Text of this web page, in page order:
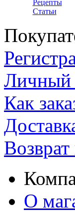
Рецепты
Статьи
Личный
Как
О